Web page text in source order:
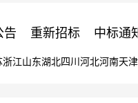
告 重新招标 中标通
浙江山东湖北四川 河北河南天津